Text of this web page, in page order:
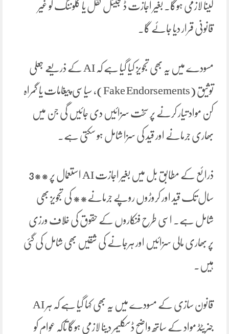
لینا لازمی ہوگا۔ بغیر اجازت ڈیجیٹل نقل یا کلوننگ کو غیر
قانونی قرار دیا جائے گا۔
مسودے میں یہ بھی تجویز کیا گیا ہے کہ AI کے ذریعے جعلی
توثیق (Fake Endorsements)، سیاسی پیغامات یا گمراہ
کن مواد تیار کرنے پر سخت سزائیں دی جائیں گی جن میں
بھاری جرمانے اور قید کی سزا شامل ہو سکتی ہے۔
ذرائع کے مطابق بل میں بغیر اجازت AI استعمال پر **3
سال تک قید اور کروڑوں روپے جرمانے** کی تجویز بھی
شامل ہے۔ اسی طرح فنکاروں کے حقوق کی خلاف ورزی
پر بھاری مالی سزائیں اور ہرجانے کی شقیں بھی شامل کی گئی
ہیں۔
قانون سازی کے مسودے میں یہ بھی کہا گیا ہے کہ ہر AI
جنریٹڈ مواد کے ساتھ واضح ڈسکلیمر دینا لازمی ہوگا تاکہ عوام کو